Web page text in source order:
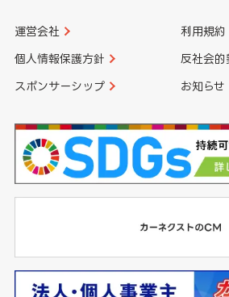
運営会社 利用規約
個人情報保護方針 反社会的
スポンサーシップ お知らせ